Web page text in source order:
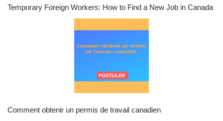
Temporary Foreign Workers: How to Find a New Job in Canada
Comment obtenir un permis de travail canadien